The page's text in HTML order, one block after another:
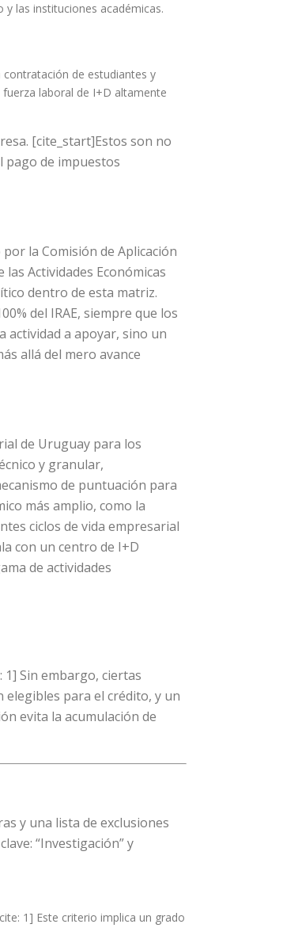
las instituciones académicas.
de estudiantes y
laboral de I+D altamente
[cite_start]Estos son no
pago de impuestos
la Comisión de Aplicación
Actividades Económicas
dentro de esta matriz.
del IRAE, siempre que los
actividad a apoyar, sino un
allá del mero avance
de Uruguay para los
y granular,
de puntuación para
más amplio, como la
ciclos de vida empresarial
con un centro de I+D
de actividades
1] Sin embargo, ciertas
elegibles para el crédito, y un
evita la acumulación de
y una lista de exclusiones
“Investigación” y
1] Este criterio implica un grado